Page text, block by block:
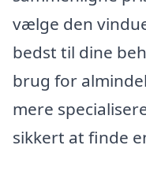
vælge den
bedst til dine
brug for
mere
sikkert at finde